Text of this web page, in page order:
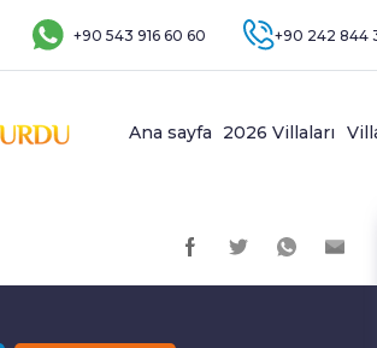
+90 543 916 60 60 +90 242 844
Ana sayfa 2026 Villaları